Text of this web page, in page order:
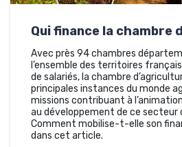
Qui finance la chambre
Avec près 94 chambres
l’ensemble des territoires
de salariés, la chambre
principales instances du monde
missions contribuant à
au développement de ce secteur
Comment mobilise-t-elle son
dans cet article.